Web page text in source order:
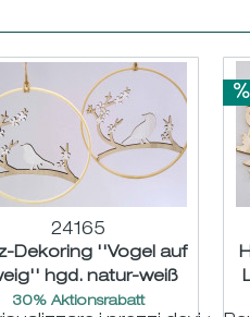
24165
Dekoring ''Vogel auf
hgd. natur-weiß
sort. ø20cm
30% Aktionsrabatt